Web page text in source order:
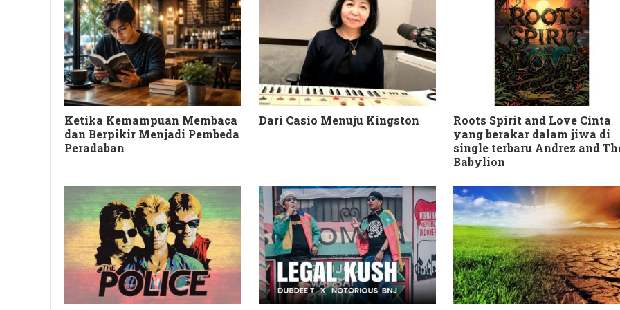
Ketika Kemampuan Membaca
dan Berpikir Menjadi Pembeda
Peradaban
Dari Casio Menuju Kingston
Roots Spirit and Love Cinta
yang berakar dalam jiwa di
single terbaru Andrez and
Babylion